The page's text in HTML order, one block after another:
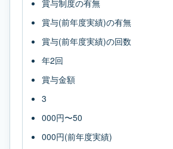
賞与制度の有無
賞与(前年度実績)の有無
賞与(前年度実績)の回数
年2回
賞与金額
3
000円〜50
000円(前年度実績)